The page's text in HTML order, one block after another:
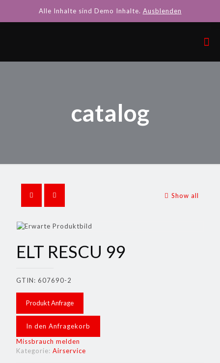
catalog
Show all
ELT RESCU 99
GTIN: 607690-2
Produkt Anfrage
In den Anfragekorb
Missbrauch melden
Kategorie: Airservice
Alle Inhalte sind Demo Inhalte. Ausblenden